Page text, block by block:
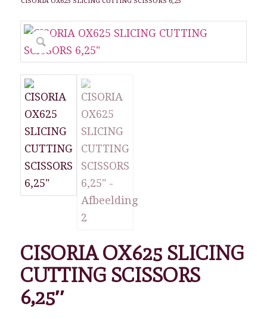
CISORIA OX625 SLICING
CUTTING SCISSORS
6,25″